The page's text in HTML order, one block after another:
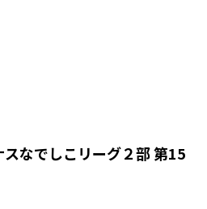
なでしこリーグ２部 第15